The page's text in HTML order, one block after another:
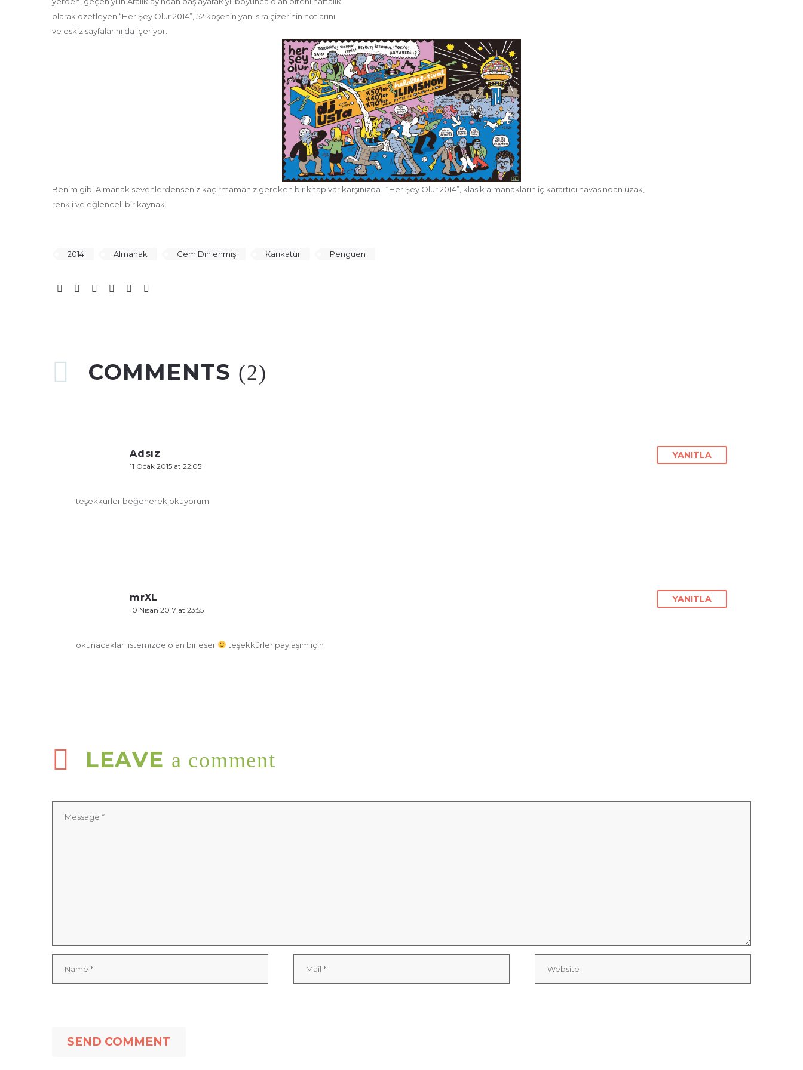
olarak özetleyen “Her Şey Olur 2014”, 52 köşenin yanı sıra çizerinin notlarını
ve eskiz sayfalarını da içeriyor.
Benim gibi Almanak sevenlerdenseniz kaçırmamanız gereken bir kitap var karşınızda. “Her Şey Olur 2014”, klasik almanakların iç karartıcı havasından uzak,
renkli ve eğlenceli bir kaynak.
2014 Almanak Cem Dinlenmiş Karikatür Penguen
COMMENTS (2)
Adsız
11 Ocak 2015 at 22:05
YANITLA
teşekkürler beğenerek okuyorum
mrXL
10 Nisan 2017 at 23:55
YANITLA
okunacaklar listemizde olan bir eser teşekkürler paylaşım için
LEAVE a comment
SEND COMMENT